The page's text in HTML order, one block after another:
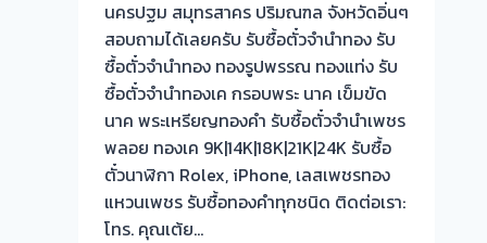
งาน
วัน
นี้➡️รับ
ซื้อ
ตั่ว
จำนำ
ทอง
ห้า
นครปฐม สมุทรสาคร ปริมณฑล จังหวัดอิ่นๆ
สอบถามได้เลยครับ รับซื้อตั๋วจำนำทอง รับ
ซื้อตั๋วจำนำทอง ทองรูปพรรณ ทองแท่ง รับ
ซื้อตั๋วจำนำทองเค กรอบพระ นาค เข็มขัด
นาค พระเหรียญทองคำ รับซื้อตั๋วจำนำเพชร
พลอย ทองเค 9K|14K|18K|21K|24K รับซื้อ
ตั๋วนาฬิกา Rolex, iPhone, เลสเพชรทอง
แหวนเพชร รับซื้อทองคำทุกชนิด ติดต่อเรา:
โทร. คุณเต้ย…